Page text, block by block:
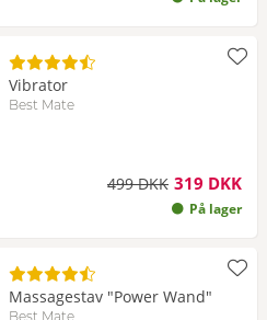
Vibrator
Best Mate
499 DKK 319 DKK
På lager
Massagestav "Power Wand"
Best Mate